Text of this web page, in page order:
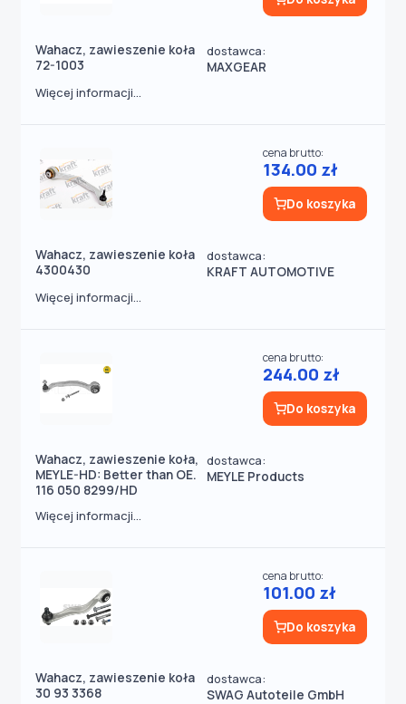
Wahacz, zawieszenie koła
72-1003
dostawca:
MAXGEAR
Więcej informacji...
Wahacz, zawieszenie koła
4300430
dostawca:
KRAFT AUTOMOTIVE
cena brutto:
134.00 zł
Do koszyka
Więcej informacji...
Wahacz, zawieszenie koła,
MEYLE-HD: Better than OE.
116 050 8299/HD
dostawca:
MEYLE Products
cena brutto:
244.00 zł
Do koszyka
Więcej informacji...
Wahacz, zawieszenie koła
30 93 3368
dostawca:
SWAG Autoteile GmbH
cena brutto:
101.00 zł
Do koszyka